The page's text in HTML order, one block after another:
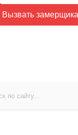
Вызвать замерщика